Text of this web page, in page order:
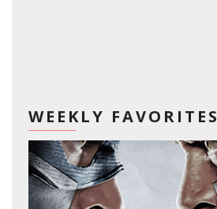
WEEKLY FAVORITES